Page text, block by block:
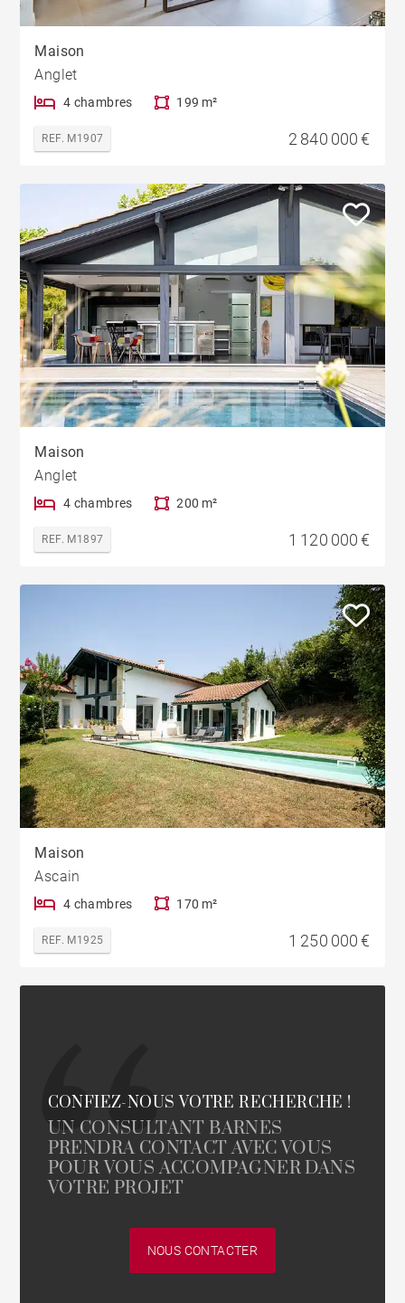
Maison
Anglet
4 chambres 199 m²
REF. M1907 2 840 000 €
Maison
Anglet
4 chambres 200 m²
REF. M1897 1 120 000 €
Maison
Ascain
4 chambres 170 m²
REF. M1925 1 250 000 €
CONFIEZ-NOUS VOTRE RECHERCHE !
UN CONSULTANT BARNES
PRENDRA CONTACT AVEC VOUS
POUR VOUS ACCOMPAGNER DANS
VOTRE PROJET
NOUS CONTACTER